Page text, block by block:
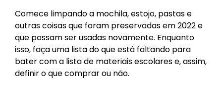
Comece limpando a mochila, estojo, pastas e
outras coisas que foram preservadas em 2022 e
que possam ser usadas novamente. Enquanto
isso, faça uma lista do que está faltando para
bater com a lista de materiais escolares e, assim,
definir o que comprar ou não.